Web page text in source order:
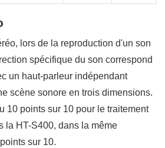
lors de la reproduction d'un son
spécifique du son correspond
un haut-parleur indépendant
scène sonore en trois dimensions.
10 points sur 10 pour le traitement
la HT-S400, dans la même
sur 10.